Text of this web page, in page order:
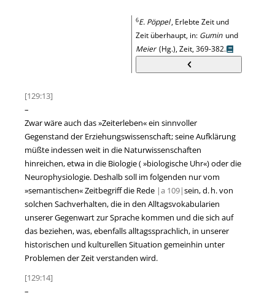
6E. Pöppel, Erlebte Zeit und
Zeit überhaupt, in: Gumin und
Meier(Hg.), Zeit, 369-382.
[129:13]
–
Zwar wäre auch das»Zeiterleben«ein sinnvoller
Gegenstand der Erziehungswissenschaft; seine Aufklärung
müßte indessen weit in die Naturwissenschaften
hinreichen, etwa in die Biologie (»biologische Uhr«) oder die
Neurophysiologie. Deshalb soll im folgenden nur vom
»semantischen«Zeitbegriff die Rede |a 109|sein, d. h. von
solchen Sachverhalten, die in den Alltagsvokabularien
unserer Gegenwart zur Sprache kommen und die sich auf
das beziehen, was, ebenfalls alltagssprachlich, in unserer
historischen und kulturellen Situation gemeinhin unter
Problemen der Zeit verstanden wird.
[129:14]
–